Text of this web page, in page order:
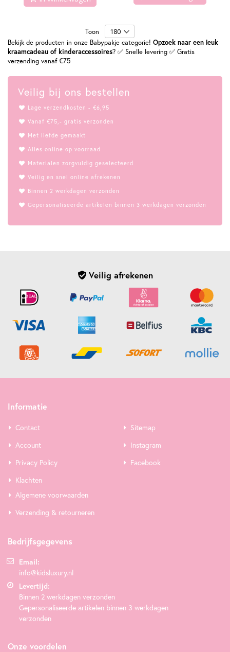
Toon
Bekijk de producten in onze Babypakje categorie! Opzoek naar een leuk
kraamcadeau of kinderaccessoires? ✅ Snelle levering ✅ Gratis
verzending vanaf €75
Veilig bij ons bestellen
Lage verzendkosten - €6,95
Vanaf €75,- gratis verzonden
Met liefde gemaakt
Alles online op voorraad
Materialen zorgvuldig geselecteerd
Veilig en snel online afrekenen
Binnen 2 werkdagen verzonden
Gepersonaliseerde artikelen binnen 3 werkdagen verzonden
Veilig afrekenen
Informatie
Contact
Account
Privacy Policy
Klachten
Sitemap
Instagram
Facebook
Algemene voorwaarden
Verzending & retourneren
Bedrijfsgegevens
Email:
info@kidsluxury.nl
Levertijd:
Binnen 2 werkdagen verzonden
Gepersonaliseerde artikelen binnen 3 werkdagen
verzonden
Onze voordelen